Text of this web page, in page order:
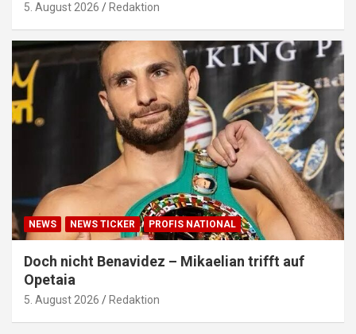
5. August 2026 Redaktion
NEWS NEWS TICKER PROFIS NATIONAL
Doch nicht Benavidez – Mikaelian trifft auf
Opetaia
5. August 2026 Redaktion